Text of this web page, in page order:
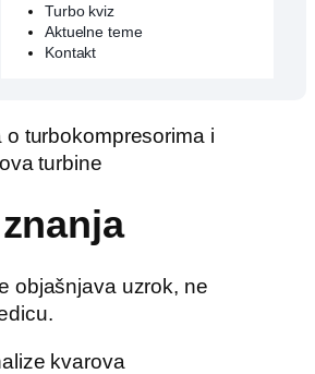
Turbo kviz
Aktuelne teme
Kontakt
objašnjava uzrok, ne
kvarova